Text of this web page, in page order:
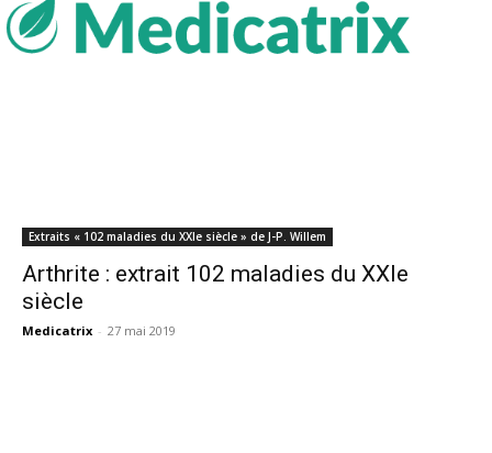
Extraits « 102 maladies du XXIe siècle » de J-P. Willem
Arthrite : extrait 102 maladies du XXIe
siècle
Medicatrix - 27 mai 2019